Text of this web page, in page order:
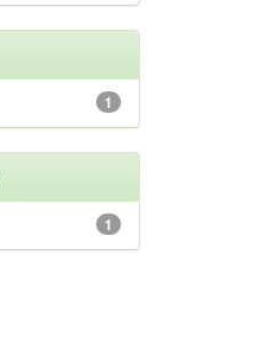
1
1